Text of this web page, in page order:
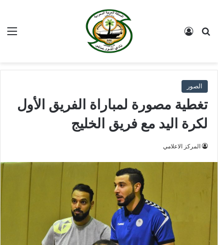
بحث عن
الصور
تغطية مصورة لمباراة الفريق الأول
لكرة اليد مع فريق الخليج
المركز الاعلامي